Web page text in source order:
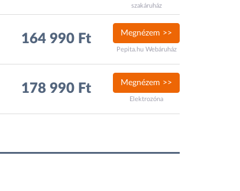
szakáruház
164 990 Ft Megnézem >>
Pepita.hu Webáruház
178 990 Ft Megnézem >>
Elektrozóna